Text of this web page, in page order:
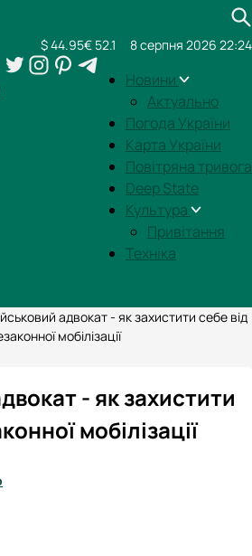
Новини
Актуально
Погода України
Карта України
Повітряна тривога
Deep State
Культура
Привітання
Техніка
$ 44.95€ 52.1 8 серпня 2026 22:24
адвокат - як захистити себе від
мобілізації
- як захистити
мобілізації